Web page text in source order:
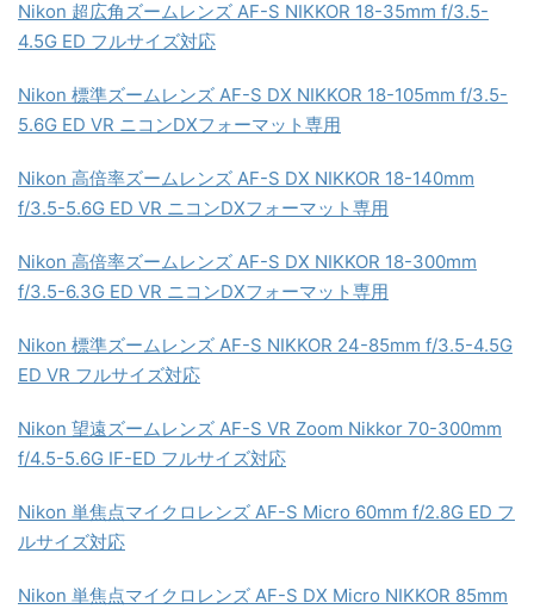
Nikon 超広角ズームレンズ AF-S NIKKOR 18-35mm f/3.5-
4.5G ED フルサイズ対応
Nikon 標準ズームレンズ AF-S DX NIKKOR 18-105mm f/3.5-
5.6G ED VR ニコンDXフォーマット専用
Nikon 高倍率ズームレンズ AF-S DX NIKKOR 18-140mm
f/3.5-5.6G ED VR ニコンDXフォーマット専用
Nikon 高倍率ズームレンズ AF-S DX NIKKOR 18-300mm
f/3.5-6.3G ED VR ニコンDXフォーマット専用
Nikon 標準ズームレンズ AF-S NIKKOR 24-85mm f/3.5-4.5G
ED VR フルサイズ対応
Nikon 望遠ズームレンズ AF-S VR Zoom Nikkor 70-300mm
f/4.5-5.6G IF-ED フルサイズ対応
Nikon 単焦点マイクロレンズ AF-S Micro 60mm f/2.8G ED フ
ルサイズ対応
Nikon 単焦点マイクロレンズ AF-S DX Micro NIKKOR 85mm